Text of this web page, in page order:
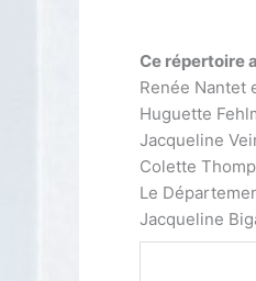
Ce répertoire
Renée Nantet
Huguette
Jacqueline
Colette
Le
Jacqueline